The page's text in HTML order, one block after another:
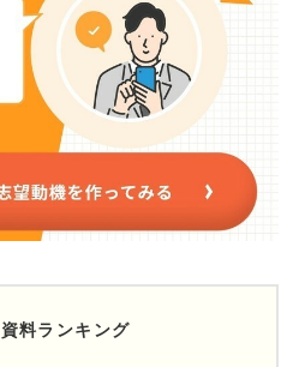
料ランキング